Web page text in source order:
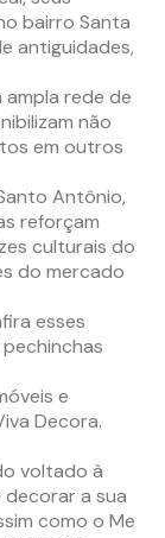
bairro Santa
antiguidades,
ampla rede de
não
em outros
Antônio,
reforçam
culturais do
do mercado
esses
e
Decora.
voltado à
a sua
como o Me